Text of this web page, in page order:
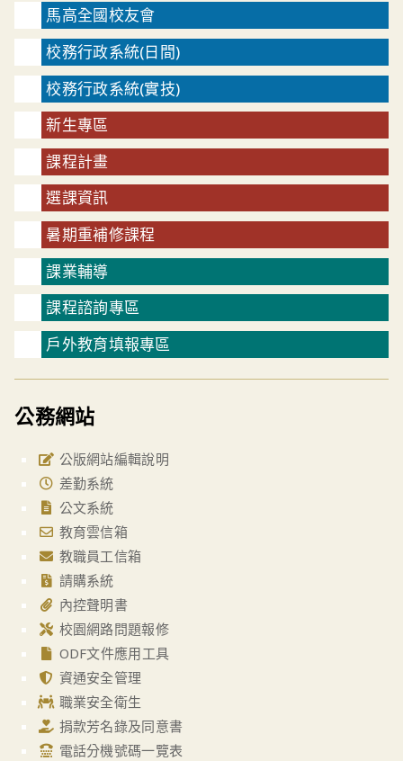
馬高全國校友會
校務行政系統(日間)
校務行政系統(實技)
新生專區
課程計畫
選課資訊
暑期重補修課程
課業輔導
課程諮詢專區
戶外教育填報專區
公務網站
公版網站編輯說明
差勤系統
公文系統
教育雲信箱
教職員工信箱
請購系統
內控聲明書
校園網路問題報修
ODF文件應用工具
資通安全管理
職業安全衛生
捐款芳名錄及同意書
電話分機號碼一覽表